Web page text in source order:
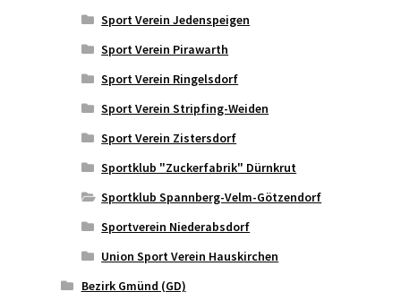
Sport Verein Jedenspeigen
Sport Verein Pirawarth
Sport Verein Ringelsdorf
Sport Verein Stripfing-Weiden
Sport Verein Zistersdorf
Sportklub "Zuckerfabrik" Dürnkrut
Sportklub Spannberg-Velm-Götzendorf
Sportverein Niederabsdorf
Union Sport Verein Hauskirchen
Bezirk Gmünd (GD)